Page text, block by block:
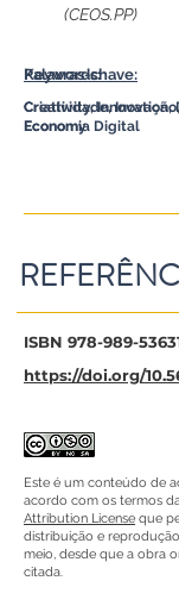
(CEOS.PP)
Palavras-chave:
Keywords:
Criatividade,
Economia Digital
Creativity, Innovation,
Economy
ISBN 978-989-
https://doi.org/
Este é um conteúdo de
acordo com os termos
Attribution License que
distribuição e
meio, desde que a obra
citada.